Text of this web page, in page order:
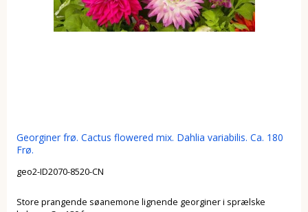
Georginer frø. Cactus flowered mix. Dahlia variabilis. Ca. 180
Frø.
geo2-ID2070-8520-CN
Store prangende søanemone lignende georginer i sprælske